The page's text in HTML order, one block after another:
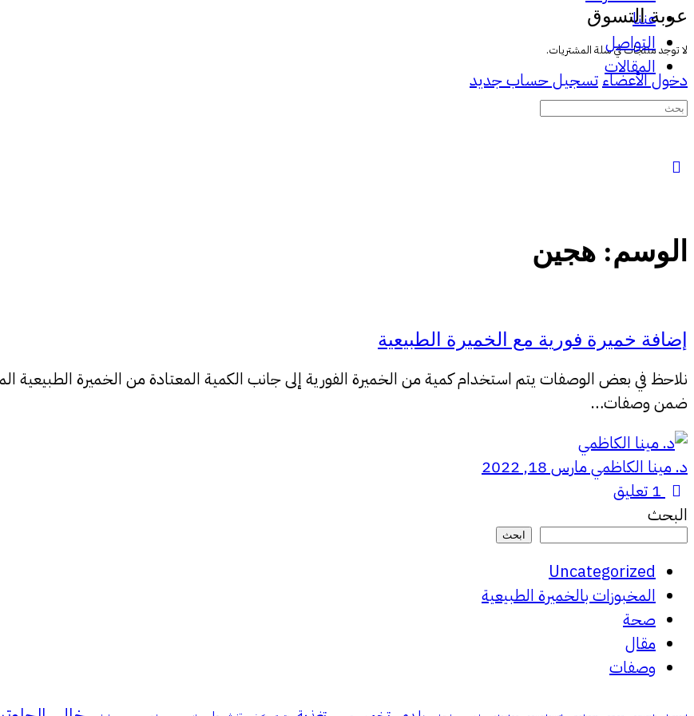
عربة التسوق
لا توجد منتجات في سلة المشتريات.
دخول الأعضاء تسجيل حساب جديد
عننا
التواصل
المقالات
البحث
الوسم: هجين
إضافة خميرة فورية مع الخميرة الطبيعية
نلاحظ في بعض الوصفات يتم استخدام كمية من الخميرة الفورية إلى جانب الكمية المعتادة من الخميرة الطبيعية
ضمن وصفات…
د. مينا الكاظميمارس 18, 2022
1تعليق
البحث
ابحث
Uncategorized
المخبوزات بالخميرة الطبيعية
صحة
مقال
وصفات